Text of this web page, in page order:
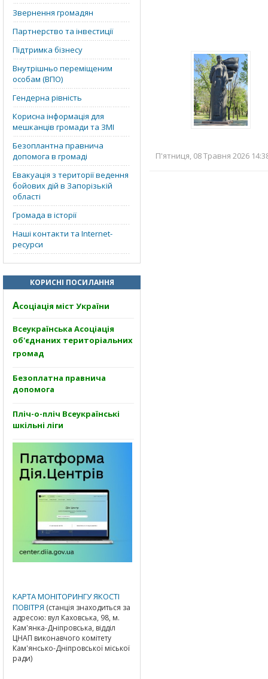
Звернення громадян
Партнерство та інвестиції
Підтримка бізнесу
Внутрішньо переміщеним
особам (ВПО)
Гендерна рівність
Корисна інформація для
мешканців громади та ЗМІ
Безоплантна правнича
допомога в громаді
Евакуація з території ведення
бойових дій в Запорізькій
області
Громада в історії
Наші контакти та Internet-
ресурси
КОРИСНІ ПОСИЛАННЯ
Асоціація міст України
Всеукраїнська Асоціація
об'єднаних територіальних
громад
Безоплатна правнича
допомога
Пліч-о-пліч Всеукраїнські
шкільні ліги
КАРТА МОНІТОРИНГУ ЯКОСТІ
ПОВІТРЯ (станція знаходиться за
адресою: вул Каховська, 98, м.
Кам'янка-Дніпровська, відділ
ЦНАП виконавчого комітету
Кам'янсько-Дніпровської міської
ради)
П'ятниця, 08 Травня 2026